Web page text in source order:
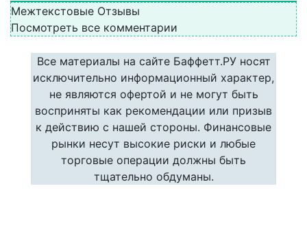
Межтекстовые Отзывы
Посмотреть все комментарии
Все материалы на сайте Баффетт.РУ носят
исключительно информационный характер,
не являются офертой и не могут быть
восприняты как рекомендации или призыв
к действию с нашей стороны. Финансовые
рынки несут высокие риски и любые
торговые операции должны быть
тщательно обдуманы.